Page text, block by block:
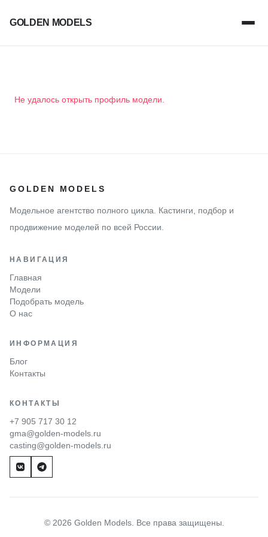
GOLDEN MODELS
Не удалось открыть профиль модели.
GOLDEN MODELS
Модельное агентство полного цикла. Кастинги, подбор и
продвижение моделей по всей России.
НАВИГАЦИЯ
Главная
Модели
Подобрать модель
О нас
ИНФОРМАЦИЯ
Блог
Контакты
КОНТАКТЫ
+7 905 717 30 12
gma@golden-models.ru
casting@golden-models.ru
© 2026 Golden Models. Все права защищены.